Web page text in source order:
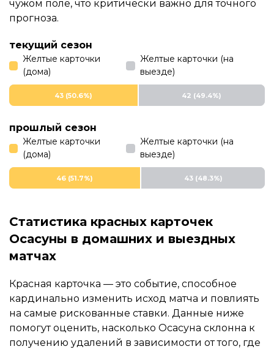
чужом поле, что критически важно для точного
прогноза.
текущий сезон
Желтые карточки
(дома)
Желтые карточки (на
выезде)
43 (50.6%) 42 (49.4%)
прошлый сезон
Желтые карточки
(дома)
Желтые карточки (на
выезде)
46 (51.7%) 43 (48.3%)
Статистика красных карточек
Осасуны в домашних и выездных
матчах
Красная карточка — это событие, способное
кардинально изменить исход матча и повлиять
на самые рискованные ставки. Данные ниже
помогут оценить, насколько Осасуна склонна к
получению удалений в зависимости от того, где